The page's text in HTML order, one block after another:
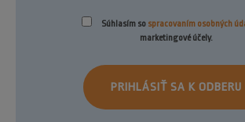
Súhlasím so spracovaním osobných
marketingové účely.
PRIHLÁSIŤ SA K ODBERU